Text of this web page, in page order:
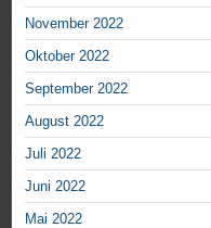
November 2022
Oktober 2022
September 2022
August 2022
Juli 2022
Juni 2022
Mai 2022